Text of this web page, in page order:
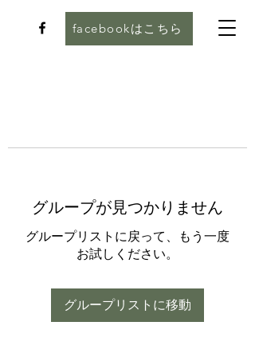
facebookはこちら
グループが見つかりません
グループリストに戻って、もう一度
お試しください。
グループリストに移動